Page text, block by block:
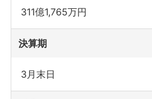
311億1,765万円
決算期
3月末日